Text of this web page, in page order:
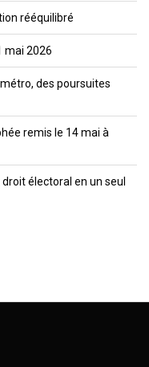
rééquilibré
mai 2026
des poursuites
remis le 14 mai à
électoral en un seul